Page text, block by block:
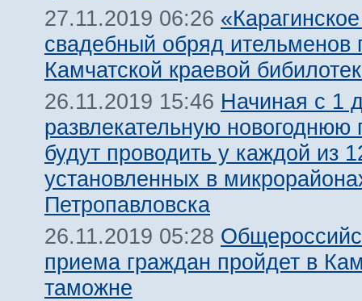
27.11.2019 06:26
свадебный обряд ительменов
Камчатской краевой
26.11.2019 15:46 Начиная с 1
развлекательную новогоднюю
будут проводить у каждой из
установленных в
Петропавловска
26.11.2019 05:28
приема граждан пройдет в
таможне